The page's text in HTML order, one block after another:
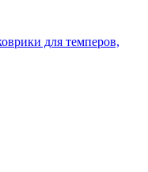
для темперов,